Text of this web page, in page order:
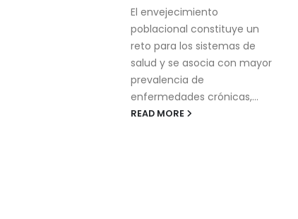
El envejecimiento
poblacional constituye un
reto para los sistemas de
salud y se asocia con mayor
prevalencia de
enfermedades crónicas,...
READ MORE